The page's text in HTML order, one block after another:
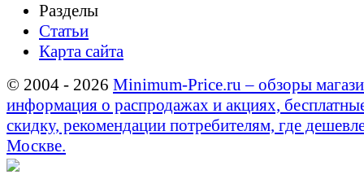
Разделы
Статьи
Карта сайта
© 2004 - 2026 Minimum-Price.ru – обзоры
информация о распродажах и акциях,
скидку, рекомендации потребителям, где
Москве.